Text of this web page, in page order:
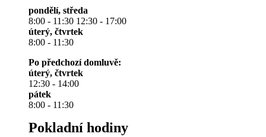
pondělí, středa
8:00 - 11:30 12:30 - 17:00
úterý, čtvrtek
8:00 - 11:30
Po předchozí domluvě:
úterý, čtvrtek
12:30 - 14:00
pátek
8:00 - 11:30
Pokladní hodiny